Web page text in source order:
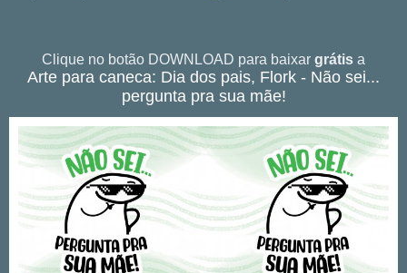
Clique no botão DOWNLOAD para baixar grátis a
Arte para caneca: Dia dos pais, Flork - Não sei...
pergunta pra sua mãe!